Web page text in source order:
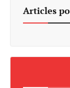
Articles